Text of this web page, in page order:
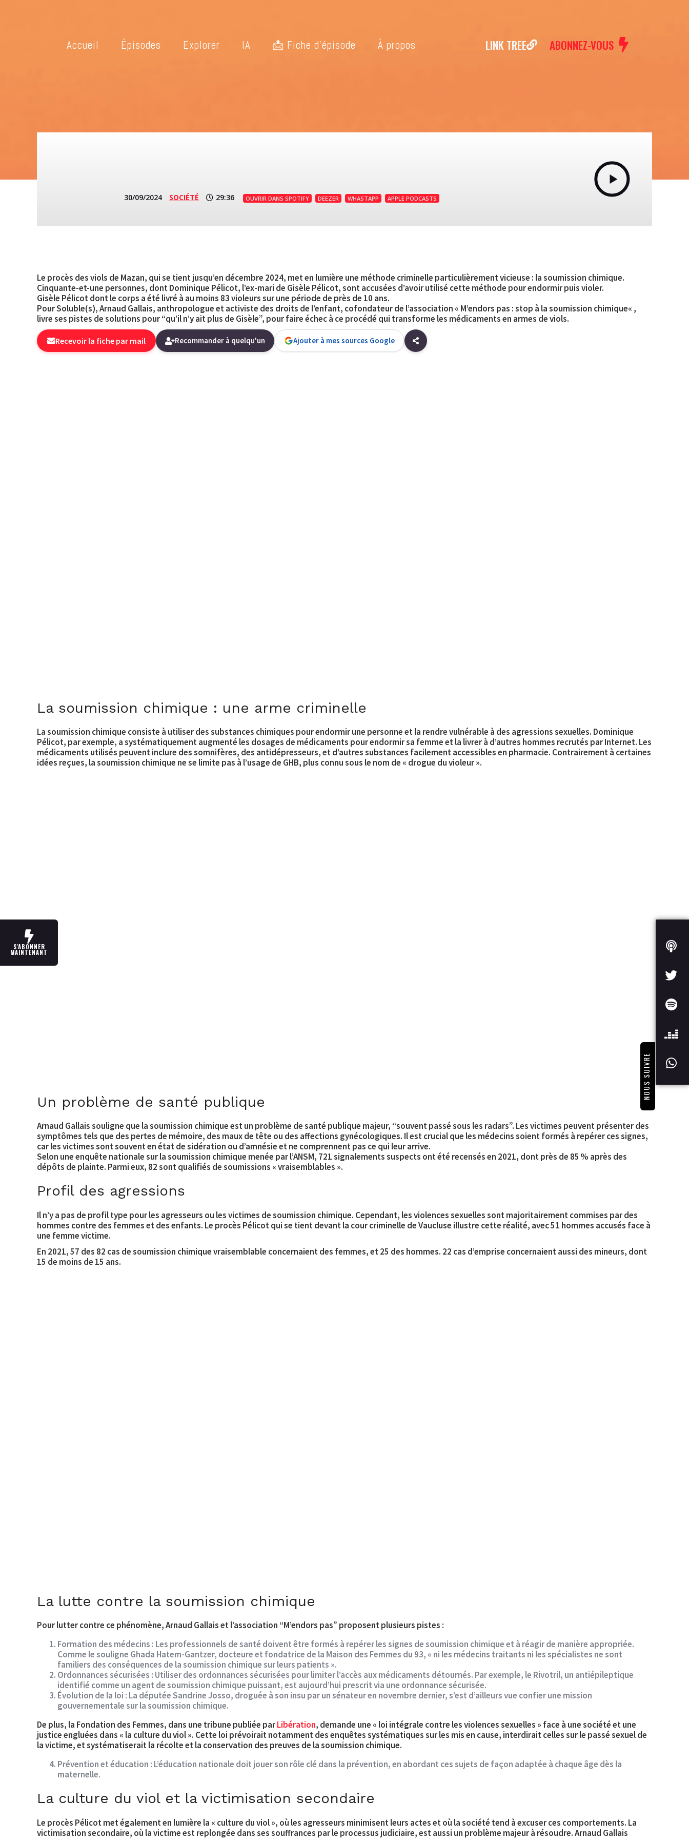
Accueil Épisodes Explorer IA 📩 Fiche d’épisode À propos LINK TREE ABONNEZ-VOUS
NOUS SUIVRE
S'ABONNER
MAINTENANT
30/09/2024 SOCIÉTÉ 29:36 OUVRIR DANS SPOTIFY DEEZER WHASTAPP APPLE PODCASTS
Le procès des viols de Mazan, qui se tient jusqu’en décembre 2024, met en lumière une méthode criminelle particulièrement vicieuse : la soumission chimique.
Cinquante-et-une personnes, dont Dominique Pélicot, l’ex-mari de Gisèle Pélicot, sont accusées d’avoir utilisé cette méthode pour endormir puis violer.
Gisèle Pélicot dont le corps a été livré à au moins 83 violeurs sur une période de près de 10 ans.
Pour Soluble(s), Arnaud Gallais, anthropologue et activiste des droits de l’enfant, cofondateur de l’association « M’endors pas : stop à la soumission chimique« ,
livre ses pistes de solutions pour “qu’il n’y ait plus de Gisèle”, pour faire échec à ce procédé qui transforme les médicaments en armes de viols.
Recevoir la fiche par mail Recommander à quelqu'un Ajouter à mes sources Google
La soumission chimique : une arme criminelle
La soumission chimique consiste à utiliser des substances chimiques pourendormir une personne et la rendre vulnérable à des agressions sexuelles. Dominique
Pélicot, par exemple, a systématiquement augmenté les dosages de médicaments pour endormir sa femme et la livrer à d’autres hommes recrutés par Internet. Les
médicaments utilisés peuvent inclure des somnifères, des antidépresseurs, et d’autres substances facilementaccessiblesen pharmacie. Contrairement à certaines
idées reçues, la soumission chimique ne se limite pas à l’usage de GHB, plus connu sous le nom de « drogue du violeur ».
Un problème de santé publique
Arnaud Gallais souligne que la soumission chimique est un problème de santé publique majeur, “souvent passé sous les radars”. Les victimes peuvent présenter des
symptômes tels que des pertes de mémoire, des maux de tête ou des affections gynécologiques. Il est crucial que les médecins soient formés à repérer ces signes,
car les victimes sont souvent en état de sidération ou d’amnésie et ne comprennent pas ce qui leur arrive.
Selon une enquête nationale sur la soumission chimique menée par l’ANSM, 721 signalements suspects ont été recensés en 2021, dont près de 85 % après des
dépôts de plainte. Parmi eux, 82 sont qualifiés de soumissions « vraisemblables ».
Profil des agressions
Il n’y a pas de profil type pour les agresseurs ou les victimes de soumission chimique. Cependant, les violences sexuelles sont majoritairement commises pardes
hommes contre des femmes et des enfants. Le procès Pélicot qui se tient devant la cour criminelle de Vaucluse illustre cette réalité, avec 51 hommes accusés face à
une femme victime.
En 2021, 57 des 82 cas de soumission chimique vraisemblable concernaient des femmes, et 25 des hommes. 22 cas d’emprise concernaient aussi des mineurs, dont
15 de moins de 15 ans.
La lutte contre la soumission chimique
Pour lutter contre ce phénomène, Arnaud Gallais et l’association “M’endors pas” proposent plusieurs pistes :
Formation des médecins : Les professionnels de santé doivent être formés à repérer les signes de soumission chimique et à réagir de manière appropriée.
Comme le souligne Ghada Hatem-Gantzer, docteure et fondatrice de la Maison des Femmes du 93, « ni les médecins traitants ni les spécialistes ne sont
familiers des conséquences de la soumission chimique sur leurs patients ».
Ordonnances sécurisées : Utiliser des ordonnances sécurisées pour limiter l’accès aux médicaments détournés. Par exemple, le Rivotril, un antiépileptique
identifié comme un agent de soumission chimique puissant, est aujourd’hui prescrit via une ordonnance sécurisée.
Évolution de la loi : La députée Sandrine Josso, droguée à son insu par un sénateur en novembre dernier, s’est d’ailleurs vue confier une mission
gouvernementale sur la soumission chimique.
De plus, la Fondation des Femmes, dans une tribune publiée parLibération, demande une « loi intégrale contre les violences sexuelles » face à une société et une
justice engluées dans « la culture du viol ». Cette loi prévoirait notamment des enquêtes systématiques sur les mis en cause, interdirait celles sur le passé sexuel de
la victime, et systématiserait la récolte et la conservation des preuves de la soumission chimique.
Prévention et éducation : L’éducation nationale doit jouer son rôle clé dans la prévention, en abordant ces sujets de façon adaptée à chaque âge dès la
maternelle.
La culture du viol et la victimisation secondaire
Le procès Pélicot met également en lumière la « culture du viol », où les agresseurs minimisentleurs actes et où la société tend à excuser ces comportements. La
victimisation secondaire, où la victime est replongée dans ses souffrances par le processus judiciaire, est aussi un problème majeur à résoudre. Arnaud Gallais